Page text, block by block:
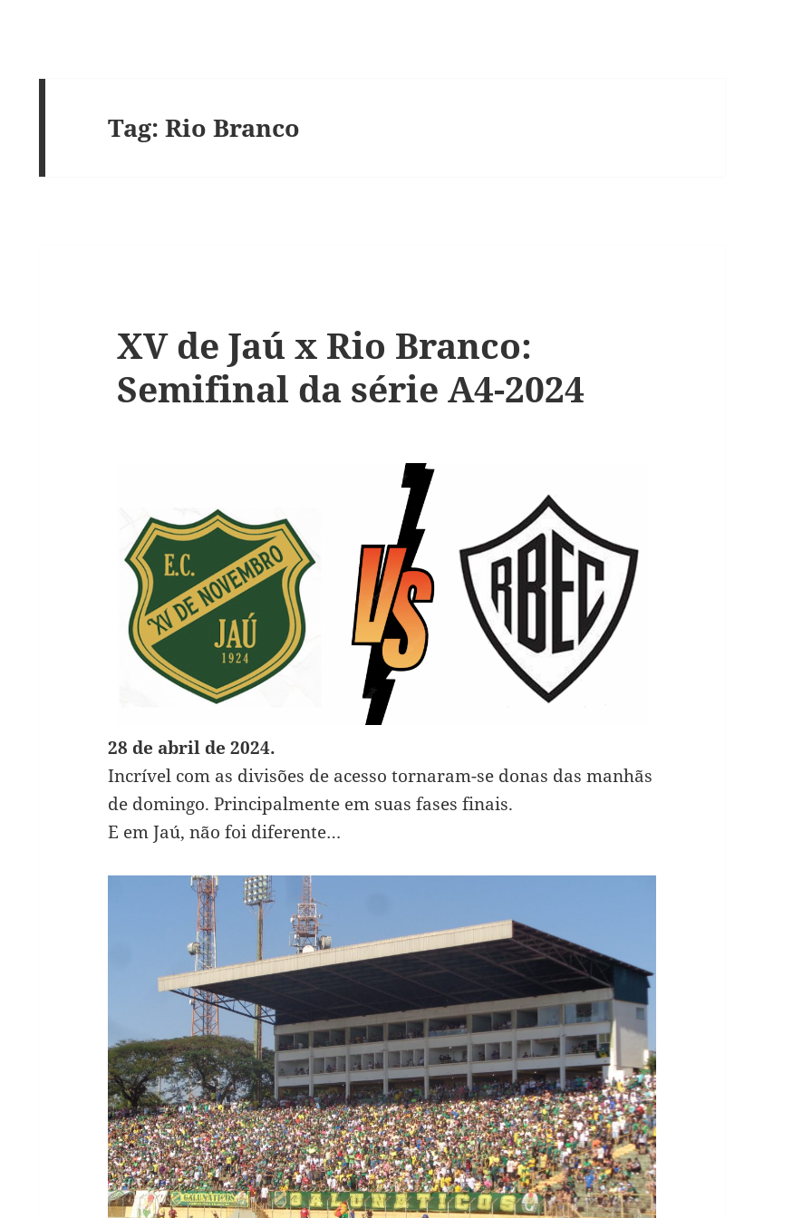
Tag: Rio Branco
XV de Jaú x Rio Branco:
Semifinal da série A4-2024
28 de abril de 2024.
Incrível com as divisões de acesso tornaram-se donas das manhãs
de domingo. Principalmente em suas fases finais.
E em Jaú, não foi diferente…